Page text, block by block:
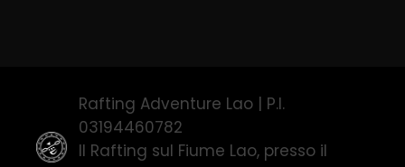
Rafting Adventure Lao | P.I.
03194460782
Il Rafting sul Fiume Lao, presso il